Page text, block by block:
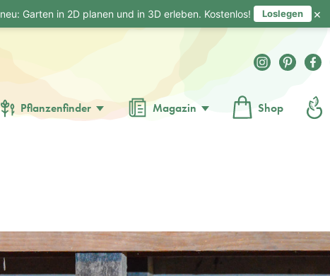
Pflanzenfinder Magazin Shop
Garten in 2D planen und in 3D erleben. Kostenlos! Loslegen ×